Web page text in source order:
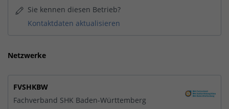
Sie kennen diesen Betrieb?
Kontaktdaten aktualisieren
Netzwerke
FVSHKBW
Fachverband SHK Baden-Württemberg